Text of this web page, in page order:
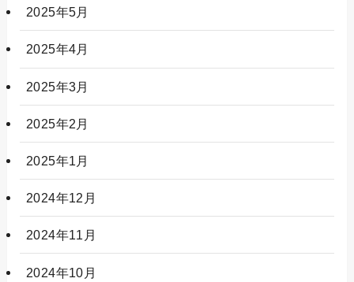
2025年5月
2025年4月
2025年3月
2025年2月
2025年1月
2024年12月
2024年11月
2024年10月